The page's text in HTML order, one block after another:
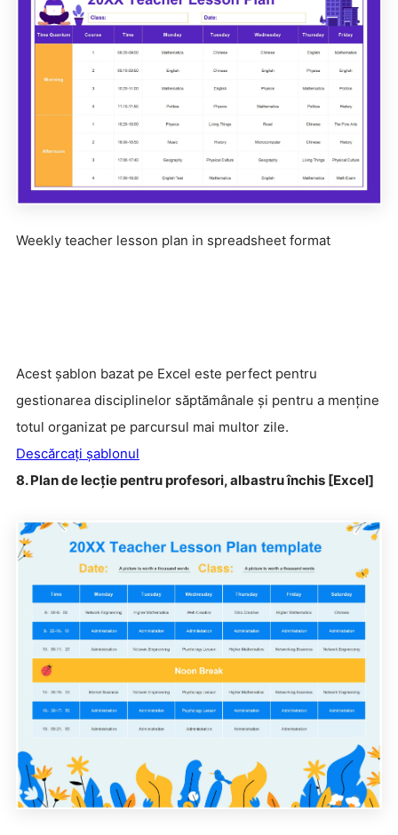
Weekly teacher lesson plan in spreadsheet format
Acest șablon bazat pe Excel este perfect pentru
gestionarea disciplinelor săptămânale și pentru a menține
totul organizat pe parcursul mai multor zile.
Descărcați șablonul
8. Plan de lecție pentru profesori, albastru închis [Excel]